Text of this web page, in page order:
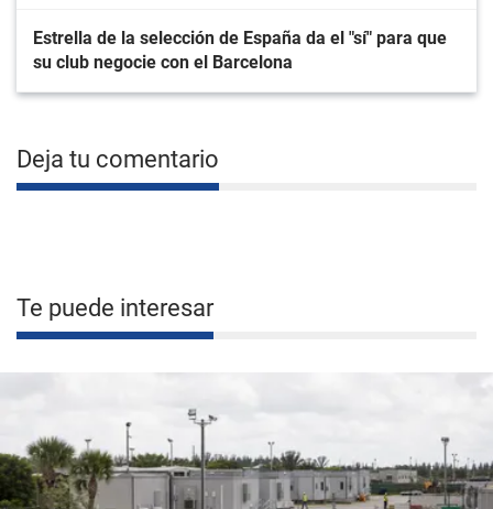
Estrella de la selección de España da el "sí" para que
su club negocie con el Barcelona
Deja tu comentario
Te puede interesar